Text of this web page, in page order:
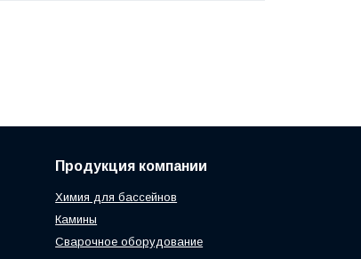
Продукция компании
Химия для бассейнов
Камины
Сварочное оборудование